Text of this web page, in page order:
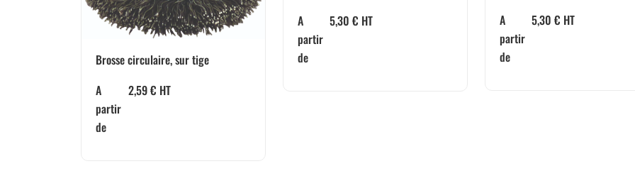
Brosse circulaire, sur tige
A
partir
de
2,59€ HT
A
partir
de
5,30 € HT
A
partir
de
5,30 € HT